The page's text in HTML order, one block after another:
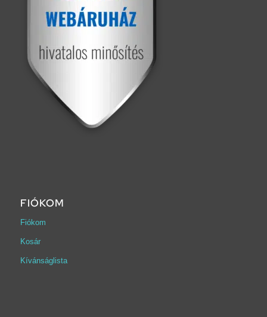
FIÓKOM
Fiókom
Kosár
Kívánságlista